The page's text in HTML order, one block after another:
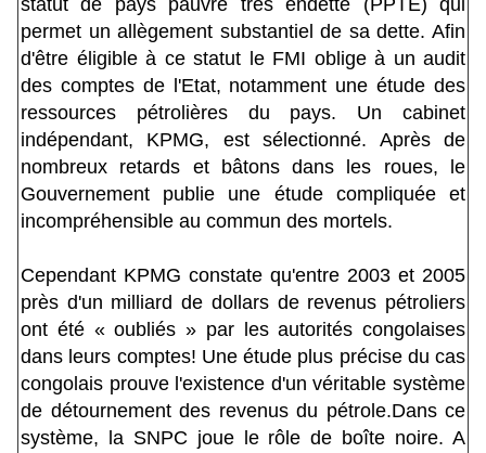
statut de pays pauvre très endetté (PPTE) qui
permet un allègement substantiel de sa dette. Afin
d'être éligible à ce statut le FMI oblige à un audit
des comptes de l'Etat, notamment une étude des
ressources pétrolières du pays. Un cabinet
indépendant, KPMG, est sélectionné. Après de
nombreux retards et bâtons dans les roues, le
Gouvernement publie une étude compliquée et
incompréhensible au commun des mortels.
Cependant KPMG constate qu'entre 2003 et 2005
près d'un milliard de dollars de revenus pétroliers
ont été « oubliés » par les autorités congolaises
dans leurs comptes! Une étude plus précise du cas
congolais prouve l'existence d'un véritable système
de détournement des revenus du pétrole.Dans ce
système, la SNPC joue le rôle de boîte noire. A